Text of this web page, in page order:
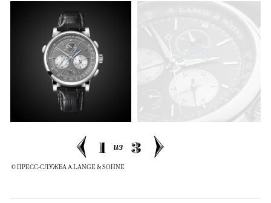
1 из 3
© ПРЕСС-СЛУЖБА A.LANGE & SOHNE